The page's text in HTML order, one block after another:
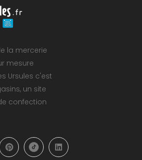
la mercerie
mesure
Ursules c'est
un site
confection